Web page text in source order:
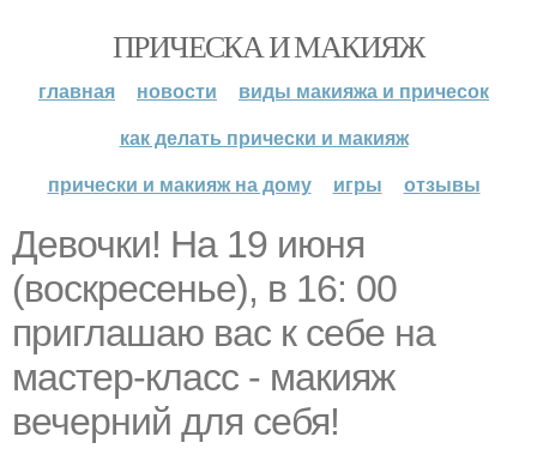
ПРИЧЕСКА И МАКИЯЖ
главная новости
виды макияжа и причесок
как делать прически и макияж
прически и макияж на дому
игры отзывы
Девочки! На 19 июня
(воскресенье), в 16: 00
приглашаю вас к себе на
мастер-класс - макияж
вечерний для себя!